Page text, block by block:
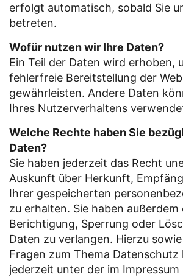
erfolgt automatisch, sobald Sie
betreten.
Wofür nutzen wir Ihre Daten?
Ein Teil der Daten wird erhoben,
fehlerfreie Bereitstellung der
gewährleisten. Andere Daten
Ihres Nutzerverhaltens
Welche Rechte haben Sie
Daten?
Sie haben jederzeit das Recht
Auskunft über Herkunft,
Ihrer gespeicherten
zu erhalten. Sie haben außerdem
Berichtigung, Sperrung oder
Daten zu verlangen. Hierzu
Fragen zum Thema Datenschutz
jederzeit unter der im Impressum